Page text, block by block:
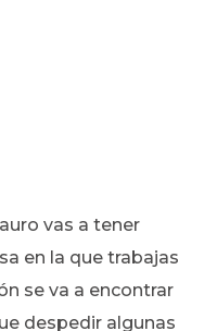
vas a tener
en la que trabajas
se va a encontrar
despedir algunas